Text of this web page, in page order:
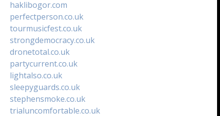
haklibogor.com
perfectperson.co.uk
tourmusicfest.co.uk
strongdemocracy.co.uk
dronetotal.co.uk
partycurrent.co.uk
lightalso.co.uk
sleepyguards.co.uk
stephensmoke.co.uk
trialuncomfortable.co.uk